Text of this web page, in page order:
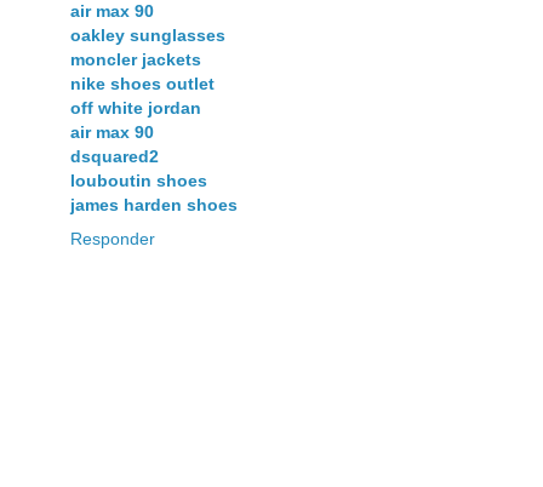
air max 90
oakley sunglasses
moncler jackets
nike shoes outlet
off white jordan
air max 90
dsquared2
louboutin shoes
james harden shoes
Responder